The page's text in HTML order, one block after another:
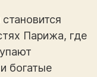
Парижа, где
богатые